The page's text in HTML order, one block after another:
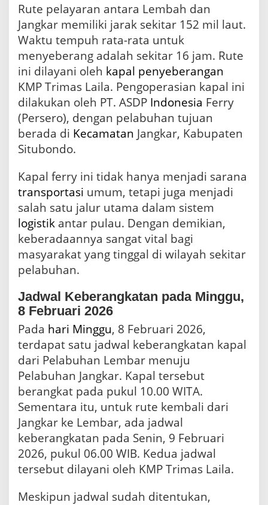
e
m
u
d
i
k
Rute pelayaran antara Lembah dan
Jangkar memiliki jarak sekitar 152 mil laut.
Waktu tempuh rata-rata untuk
menyeberang adalah sekitar 16 jam. Rute
ini dilayani oleh kapal penyeberangan
KMP Trimas Laila. Pengoperasian kapal ini
dilakukan oleh PT. ASDP Indonesia Ferry
(Persero), dengan pelabuhan tujuan
berada di Kecamatan Jangkar, Kabupaten
Situbondo.
transportasi umum, tetapi juga menjadi
logistik antar pulau. Dengan demikian,
keberadaannya sangat vital bagi
masyarakat yang tinggal di wilayah sekitar
pelabuhan.
Jadwal Keberangkatan pada Minggu,
8 Februari 2026
Pada hari Minggu, 8 Februari 2026,
terdapat satu jadwal keberangkatan kapal
dari Pelabuhan Lembar menuju
Pelabuhan Jangkar. Kapal tersebut
berangkat pada pukul 10.00 WITA.
Sementara itu, untuk rute kembali dari
Jangkar ke Lembar, ada jadwal
keberangkatan pada Senin, 9 Februari
2026, pukul 06.00 WIB. Kedua jadwal
tersebut dilayani oleh KMP Trimas Laila.
Meskipun jadwal sudah ditentukan,